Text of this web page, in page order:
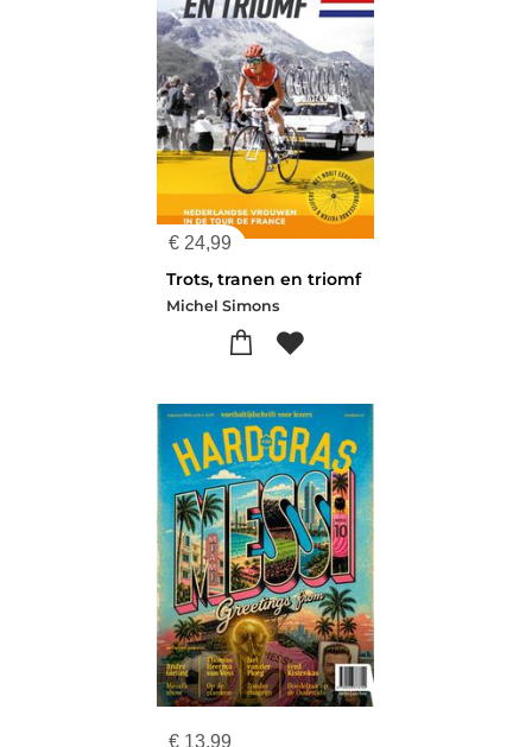
€ 24,99
Trots, tranen en triomf
Michel Simons
€ 13,99